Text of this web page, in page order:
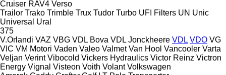
Cruiser RAV4 Verso
Trailor Trako Trimble Trux Tudor Turbo UFI Filters UN Unic
Universal Ural
375
V.Orlandi VAZ VBG VDL Bova VDL Jonckheere VDL VDO VG
VIC VM Motori Vaden Valeo Valmet Van Hool Vancooler Varta
Veljan Verint Vibocold Vickers Hydraulics Victor Reinz Victron
Energy Vignal Visteon Voith Volant Volkswagen